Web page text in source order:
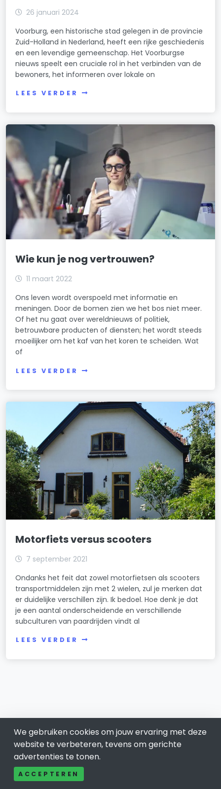
26 januari 2024
Voorburg, een historische stad gelegen in de provincie
Zuid-Holland in Nederland, heeft een rijke geschiedenis
en een levendige gemeenschap. Het Voorburgse
nieuws speelt een cruciale rol in het verbinden van de
bewoners, het informeren over lokale on
LEES VERDER
Wie kun je nog vertrouwen?
11 maart 2022
Ons leven wordt overspoeld met informatie en
meningen. Door de bomen zien we het bos niet meer.
Of het nu gaat over wereldnieuws of politiek,
betrouwbare producten of diensten; het wordt steeds
moeilijker om het kaf van het koren te scheiden. Wat
of
LEES VERDER
Motorfiets versus scooters
7 september 2021
Ondanks het feit dat zowel motorfietsen als scooters
transportmiddelen zijn met 2 wielen, zul je merken dat
er duidelijke verschillen zijn. Ik bedoel. Hoe denk je dat
je een aantal onderscheidende en verschillende
subculturen van paardrijden vindt al
LEES VERDER
Nissewaard
We gebruiken cookies om jouw ervaring met deze
website te verbeteren, tevens om gerichte
advertenties te tonen.
ACCEPTEREN